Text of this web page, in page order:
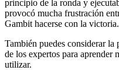
principio de la ronda y
provocó mucha frustración
Gambit hacerse con la victoria.
También puedes considerar
de los expertos para aprender
utilizar.